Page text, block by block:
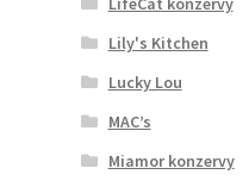
Lily's Kitchen
Lucky Lou
MAC’s
Miamor konzervy